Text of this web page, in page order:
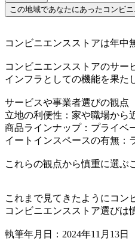
この地域であなたにあったコンビ
コンビニエンスストアは年中
コンビニエンスストアのサー
インフラとしての機能を果た
サービスや事業者選びの観点
立地の利便性：家や職場から
商品ラインナップ：プライベ
イートインスペースの有無：
これらの観点から慎重に選ぶ
これまで見てきたようにコン
コンビニエンスストア選びは
執筆年月日：2024年11月13日